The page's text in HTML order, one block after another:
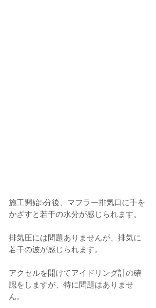
施工開始5分後、マフラー排気口に手を
かざすと若干の水分が感じられます。
排気圧には問題ありませんが、排気に
若干の波が感じられます。
アクセルを開けてアイドリング計の確
認をしますが、特に問題はありませ
ん。